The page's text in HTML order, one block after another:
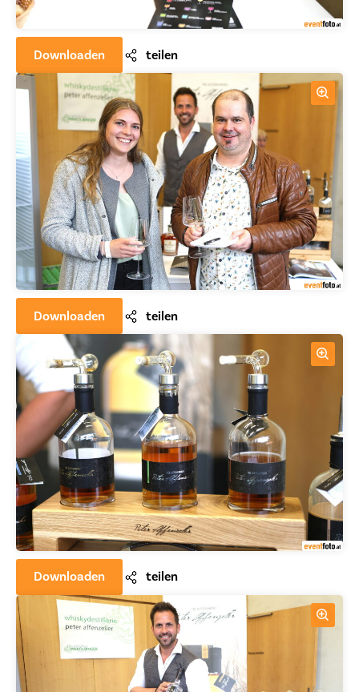
Downloaden teilen
Downloaden teilen
Downloaden teilen